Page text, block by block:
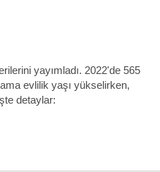
yayımladı. 2022'de 565
evlilik yaşı yükselirken,
detaylar: